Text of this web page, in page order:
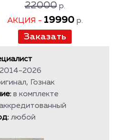
22000р.
АКЦИЯ - 19990 р.
2014-2026
Гознак
в комплекте
любой